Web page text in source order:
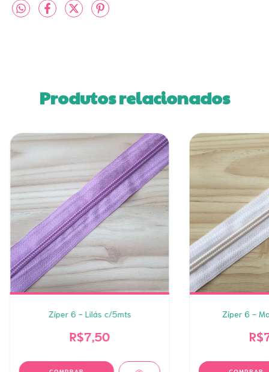
Produtos relacionados
Zíper 6 - Lilás c/5mts
R$7,50
Zíper 6 -